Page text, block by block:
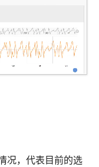
况，代表目前的选